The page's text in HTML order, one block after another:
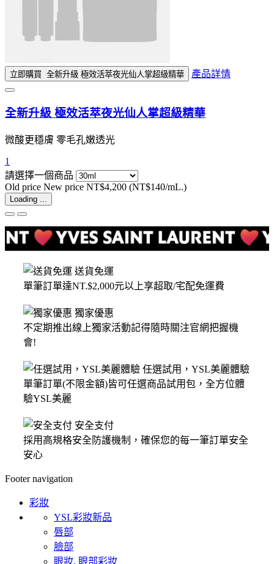
立即購買 全新升級 極效活萃夜光仙人掌超級精華 產品詳情
全新升級 極效活萃夜光仙人掌超級精華
微酸更穩膚 零毛孔嫩透光
1
請選擇一個商品
Old price New price NT$4,200 (NT$140/mL.)
Loading ...
送貨免運
單筆訂單達NT.$2,000元以上享超取/宅配免運費
獨家優惠
不定期推出線上獨家活動記得隨時關注官網把握機
會!
任選試用，YSL美麗體驗
單筆訂單(不限金額)皆可任選商品試用包，全方位體
驗YSL美麗
安全支付
採用高規格安全防護機制，確保您的每一筆訂單安全
安心
Footer navigation
彩妝
YSL彩妝新品
唇部
臉部
眼妝, 眼部彩妝